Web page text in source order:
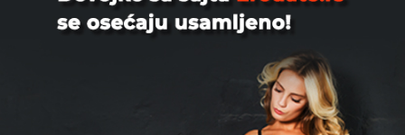
Zoran, 45
PROVOD MASIRANJE. TEL 063 8 153